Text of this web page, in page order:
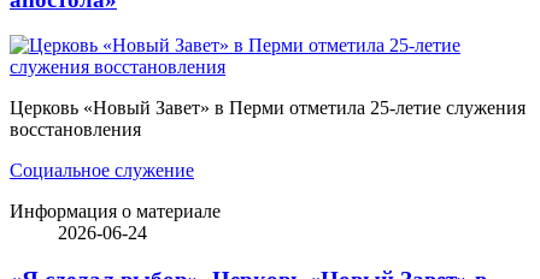
Церковь «Новый Завет» в Перми отметила 25-летие служения
восстановления
Социальное служение
Информация о материале
2026-06-24